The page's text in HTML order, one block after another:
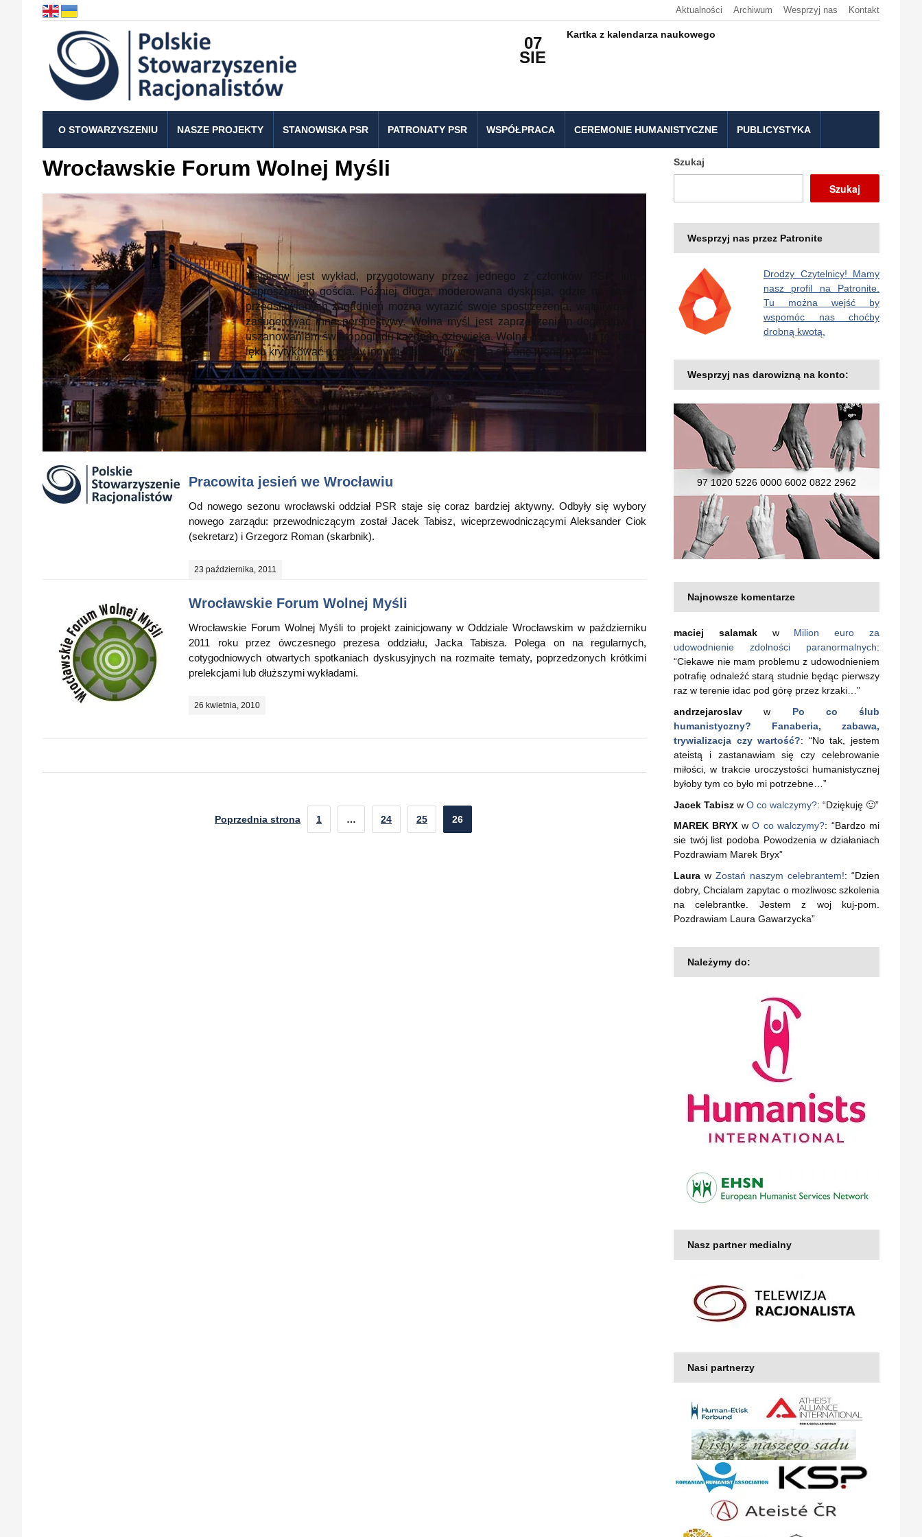
Aktualności Archiwum Wesprzyj nas Kontakt
07
SIE
Kartka z kalendarza naukowego
O STOWARZYSZENIU NASZE PROJEKTY STANOWISKA PSR PATRONATY PSR WSPÓŁPRACA CEREMONIE HUMANISTYCZNE PUBLICYSTYKA
Wrocławskie Forum Wolnej Myśli
Najpierw jest wykład, przygotowany przez jednego z członków PSR lub
zaproszonego gościa. Później długa, moderowana dyskusja, gdzie na bazie
przedstawianych zagadnień można wyrazić swoje spostrzeżenia, wątpliwości,
zasugerować inne perspektywy. Wolna myśl jest zaprzeczeniem dogmatów i
uszanowaniem światopoglądu każdego człowieka. Wolna myśl pozwala też bez
lęku krytykować poglądy innych, nawet gdy wydają się one nienaruszalne.
Pracowita jesień we Wrocławiu
Od nowego sezonu wrocławski oddział PSR staje się coraz bardziej aktywny. Odbyły się wybory
nowego zarządu: przewodniczącym został Jacek Tabisz, wiceprzewodniczącymi Aleksander Ciok
(sekretarz) i Grzegorz Roman (skarbnik).
23 października, 2011
Wrocławskie Forum Wolnej Myśli
Wrocławskie Forum Wolnej Myśli to projekt zainicjowany w Oddziale Wrocławskim w październiku
2011 roku przez ówczesnego prezesa oddziału, Jacka Tabisza. Polega on na regularnych,
cotygodniowych otwartych spotkaniach dyskusyjnych na rozmaite tematy, poprzedzonych krótkimi
prelekcjami lub dłuższymi wykładami.
26 kwietnia, 2010
Poprzednia strona 1 … 24 25 26
Szukaj
Szukaj
Wesprzyj nas przez Patronite
Drodzy Czytelnicy! Mamy
nasz profil na Patronite.
Tu można wejść by
wspomóc nas choćby
drobną kwotą.
Wesprzyj nas darowizną na konto:
97 1020 5226 0000 6002 0822 2962
Najnowsze komentarze
maciej salamakw Milion euro za
udowodnienie zdolności paranormalnych:
“Ciekawe nie mam problemu z udowodnieniem
potrafię odnaleźć starą studnie będąc pierwszy
raz w terenie idac pod górę przez krzaki… ”
andrzejaroslav w Po co ślub
humanistyczny? Fanaberia, zabawa,
trywializacja czy wartość?: “No tak, jestem
ateistą i zastanawiam się czy celebrowanie
miłości, w trakcie uroczystości humanistycznej
byłoby tym co było mi potrzebne… ”
Jacek Tabisz w O co walczymy?: “Dziękuję 🙂”
MAREK BRYX wO co walczymy?: “Bardzo mi
sie twój list podoba Powodzenia w działaniach
Pozdrawiam Marek Bryx”
Laura w Zostań naszym celebrantem!: “Dzien
dobry, Chcialam zapytac o mozliwosc szkolenia
na celebrantke. Jestem z woj kuj-pom.
Pozdrawiam Laura Gawarzycka”
Należymy do:
Nasz partner medialny
Nasi partnerzy